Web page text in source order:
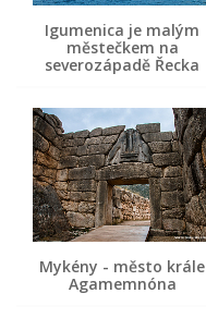
Igumenica je malým
městečkem na
severozápadě Řecka
Mykény - město krále
Agamemnóna